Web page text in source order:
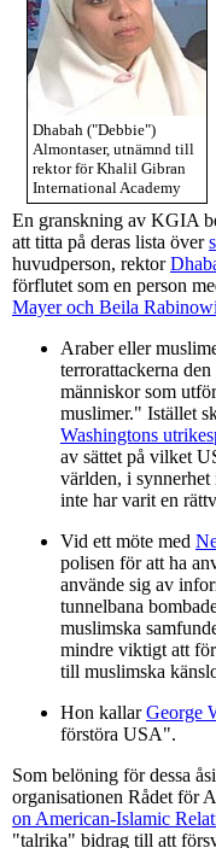
Dhabah ("Debbie")
Almontaser, utnämnd till
rektor för Khalil Gibran
International Academy
En granskning av KGIA
att titta på deras lista över
huvudperson, rektor
förflutet som en person
Mayer och Beila
Araber eller
terrorattackerna den
människor som
muslimer." Istället
Washingtons
av sättet på vilket
världen, i
inte har varit en
Vid ett möte med
polisen för att ha
använde sig av
tunnelbana
muslimska
mindre viktigt att
till muslimska
Hon kallarGeorge
förstöra USA".
Som belöning för dessa
organisationen Rådet för
on American-Islamic
"talrika" bidrag till att